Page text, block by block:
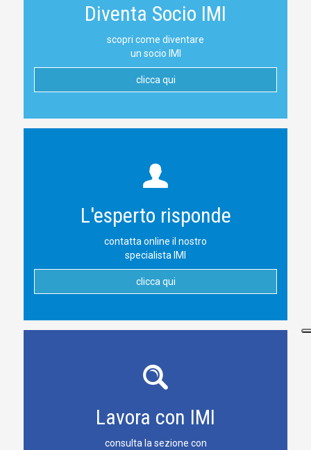
Diventa Socio IMI
scopri come diventare
un socio IMI
clicca qui
L'esperto risponde
contatta online il nostro
specialista IMI
clicca qui
Lavora con IMI
consulta la sezione con